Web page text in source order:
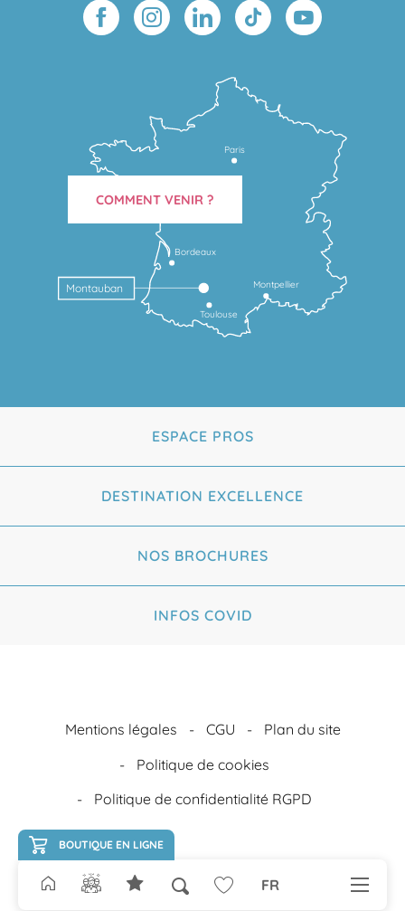
BOUTIQUE EN LIGNE
Recherche FR
Toulouse
Montpellier
Bordeaux
Montauban
Paris
COMMENT VENIR ?
ESPACE PROS
DESTINATION EXCELLENCE
NOS BROCHURES
INFOS COVID
Mentions légales CGU
Plan du site
Politique de cookies
Politique de confidentialité RGPD